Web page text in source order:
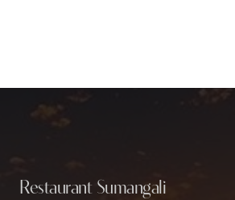
Restaurant Sumangali